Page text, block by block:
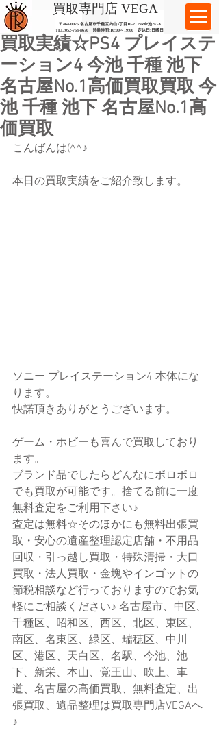
​買取専門店 VEGA
〒464-0075 名古屋市千種区内山3丁目10-21 ​ NR今池2F-A​
TEL:052-753-8670 営業時間:10:00～19:00​ 定休日:日曜日
買取実績☆PS4 プレイステ
ーション4 今池 千種 池下
名古屋No.1高価買取買取 今
池 千種 池下 名古屋No.1高
価買取
こんばんは(^^♪
本日の買取実績をご紹介致します。
ソニー プレイステーション4 本体にな
ります。
快諾頂きありがとうございます。
ゲーム・ホビーも喜んで買取しており
ます。
ブランド品でしたらどんなにボロボロ
でも買取が可能です。捨てる前に一度
無料査定をご利用下さい♪
査定は無料☆そのほかにも無料出張買
取・安心の遺産整理認定店舗・不用品
回収・引っ越し買取・特殊清掃・大口
買取・法人買取・金塊やインゴットの
節税相談など行っておりますのでお気
軽にご相談ください♪ 名古屋市、中区、
千種区、昭和区、西区、北区、東区、
南区、名東区、緑区、瑞穂区、中川
区、港区、天白区、名駅、今池、池
下、新栄、本山、覚王山、吹上、車
道、名古屋の高価買取、無料査定、出
張買取、遺品整理は買取専門店VEGAへ
♪